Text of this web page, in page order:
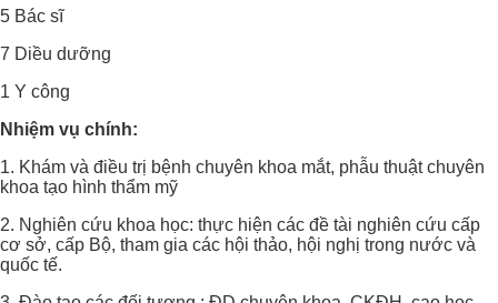
5 Bác sĩ
7 Diều dưỡng
1 Y công
Nhiệm vụ chính:
1. Khám và điều trị bệnh chuyên khoa mắt, phẫu thuật chuyên
khoa tạo hình thẩm mỹ
2. Nghiên cứu khoa học: thực hiện các đề tài nghiên cứu cấp
cơ sở, cấp Bộ, tham gia các hội thảo, hội nghị trong nước và
quốc tế.